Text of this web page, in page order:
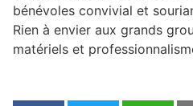
bénévoles convivial et
Rien à envier aux grands
matériels et